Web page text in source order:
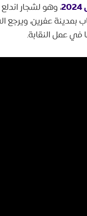
، وهو لشجار
عفرين، ويرجع
في عمل النقابة.